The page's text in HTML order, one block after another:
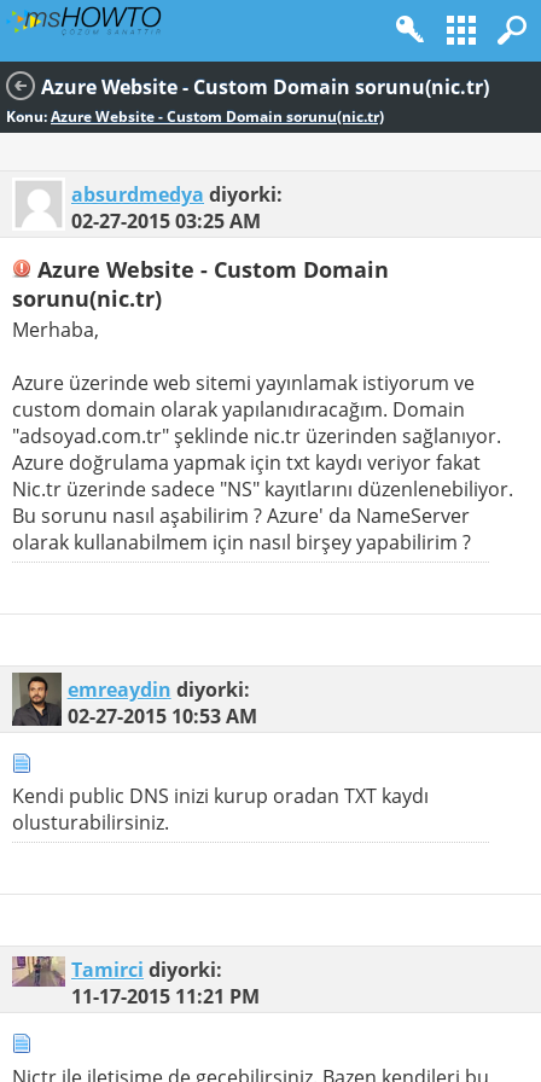
Azure Website - Custom Domain sorunu(nic.tr)
Konu:Azure Website - Custom Domain sorunu(nic.tr)
absurdmedya diyorki:
02-27-201503:25 AM
Azure Website - Custom Domain
sorunu(nic.tr)
Merhaba,
Azure üzerinde web sitemi yayınlamak istiyorum ve
custom domain olarak yapılanıdıracağım. Domain
"adsoyad.com.tr" şeklinde nic.tr üzerinden sağlanıyor.
Azure doğrulama yapmak için txt kaydı veriyor fakat
Nic.tr üzerinde sadece "NS" kayıtlarını düzenlenebiliyor.
Bu sorunu nasıl aşabilirim ? Azure' da NameServer
olarak kullanabilmem için nasıl birşey yapabilirim ?
emreaydin diyorki:
02-27-2015 10:53 AM
Kendi public DNS inizi kurup oradan TXT kaydı
olusturabilirsiniz.
Tamirci diyorki:
11-17-2015 11:21 PM
Nictr ile iletişime de geçebilirsiniz. Bazen kendileri bu